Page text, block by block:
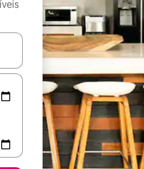
os usando as seta para cima